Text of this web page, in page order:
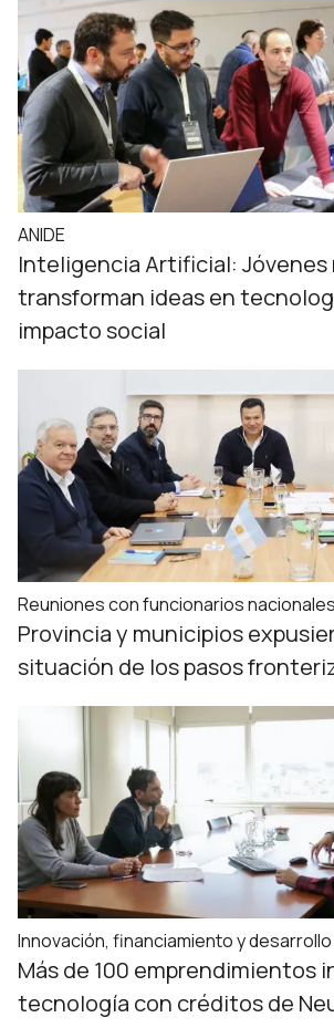
ANIDE
Inteligencia Artificial:
transforman ideas en
impacto social
Reuniones con funcionarios nacionales
Provincia y municipios
situación de los pasos
Innovación, financiamiento y desarrollo
Más de 100 emprendimientos
tecnología con créditos de